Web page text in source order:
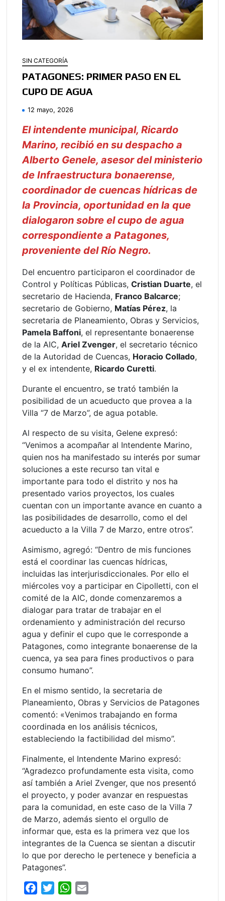
SIN CATEGORÍA
PATAGONES: PRIMER PASO EN EL
CUPO DE AGUA
12 mayo, 2026
El intendente municipal, Ricardo
Marino, recibió en su despacho a
Alberto Genele, asesor del ministerio
de Infraestructura bonaerense,
coordinador de cuencas hídricas de
la Provincia, oportunidad en la que
dialogaron sobre el cupo de agua
correspondiente a Patagones,
proveniente del Río Negro.
Del encuentro participaron el coordinador de
Control y Políticas Públicas,Cristian Duarte, el
secretario de Hacienda, Franco Balcarce;
secretario de Gobierno, Matías Pérez, la
secretaria de Planeamiento, Obras y Servicios,
Pamela Baffoni, el representante bonaerense
de la AIC,Ariel Zvenger, el secretario técnico
de la Autoridad de Cuencas, Horacio Collado,
y el ex intendente, Ricardo Curetti.
Durante el encuentro, se trató también la
posibilidad de un acueducto que provea a la
Villa “7 de Marzo”, de agua potable.
Al respecto de su visita, Gelene expresó:
“Venimos a acompañar al Intendente Marino,
quien nos ha manifestado su interés por sumar
soluciones a este recurso tan vital e
importante para todo el distrito y nos ha
presentado varios proyectos, los cuales
cuentan con un importante avance en cuanto a
las posibilidades de desarrollo, como el del
acueducto a la Villa 7 de Marzo, entre otros”.
Asimismo, agregó: “Dentro de mis funciones
está el coordinar las cuencas hídricas,
incluidas las interjurisdiccionales. Por ello el
miércoles voy a participar en Cipolletti, con el
comité de la AIC, donde comenzaremos a
dialogar para tratar de trabajar en el
ordenamiento y administración del recurso
agua y definir el cupo que le corresponde a
Patagones, como integrante bonaerense de la
cuenca, ya sea para fines productivos o para
consumo humano”.
En el mismo sentido, la secretaria de
Planeamiento, Obras y Servicios de Patagones
comentó: «Venimos trabajando en forma
coordinada en los análisis técnicos,
estableciendo la factibilidad del mismo”.
Finalmente, el Intendente Marino expresó:
“Agradezco profundamente esta visita, como
así también a Ariel Zvenger, que nos presentó
el proyecto, y poder avanzar en respuestas
para la comunidad, en este caso de la Villa 7
de Marzo, además siento el orgullo de
informar que, esta es la primera vez que los
integrantes de la Cuenca se sientan a discutir
lo que por derecho le pertenece y beneficia a
Patagones”.
W